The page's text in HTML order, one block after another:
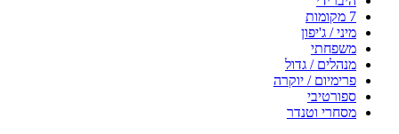
7 מקומות
מיני / ג'יפון
משפחתי
מנהלים / גדול
פרימיום / יוקרה
ספורטיבי
מסחרי וטנדר